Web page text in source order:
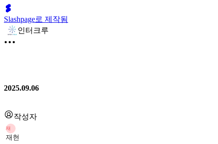
Slashpage로 제작됨
인터크루
2025.09.06
작성자
재
재현